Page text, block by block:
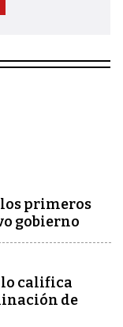
los primeros
gobierno
califica
de